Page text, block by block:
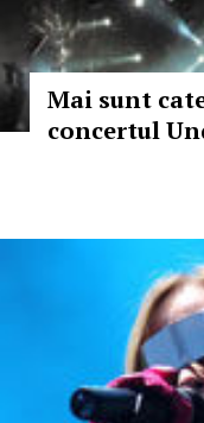
Mai sunt
concertul